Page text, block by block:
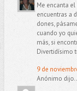
Me encanta el
encuentras a
dones,
cuando yo
más, si
Divertidísimo
9 de
Anónimo